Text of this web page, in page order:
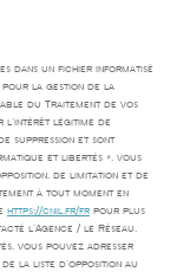
dans un fichier informatisé
pour la gestion de la
du Traitement de vos
l'intérêt légitime de
suppression et sont
et libertés », vous
de limitation et de
à tout moment en
https://cnil.fr/fr pour plus
l'Agence / le Réseau,
vous pouvez adresser
de la liste d'opposition au